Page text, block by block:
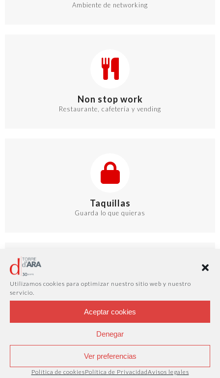
Utilizamos cookies para optimizar nuestro sitio web y nuestro
servicio.
Aceptar cookies
Denegar
Ver preferencias
Política de cookiesPolítica de PrivacidadAvisos legales
Ambiente de networking
Non stop work
Restaurante, cafetería y vending
Taquillas
Guarda lo que quieras
Parking
Servicio de parking privado 24h con cargadores